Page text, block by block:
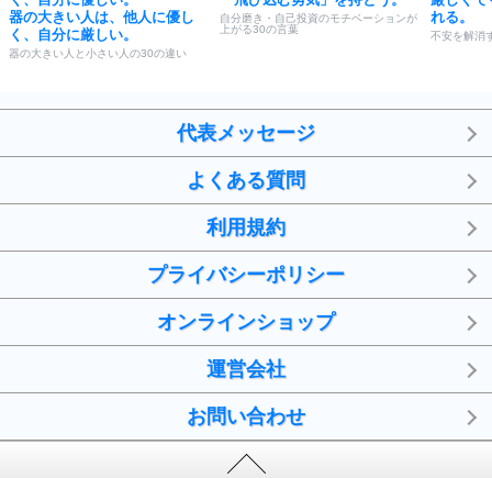
器の大きい人は、他人に優し
く、自分に厳しい。
器の大きい人と小さい人の30の違い
自分磨き・自己投資のモチベーションが
上がる30の言葉
れる。
不安を解消
代表メッセージ
よくある質問
利用規約
プライバシーポリシー
オンラインショップ
運営会社
お問い合わせ